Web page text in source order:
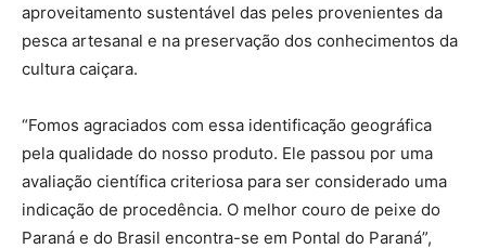
aproveitamento sustentável das peles provenientes da
pesca artesanal e na preservação dos conhecimentos da
cultura caiçara.
“Fomos agraciados com essa identificação geográfica
pela qualidade do nosso produto. Ele passou por uma
avaliação científica criteriosa para ser considerado uma
indicação de procedência. O melhor couro de peixe do
Paraná e do Brasil encontra-se em Pontal do Paraná”,